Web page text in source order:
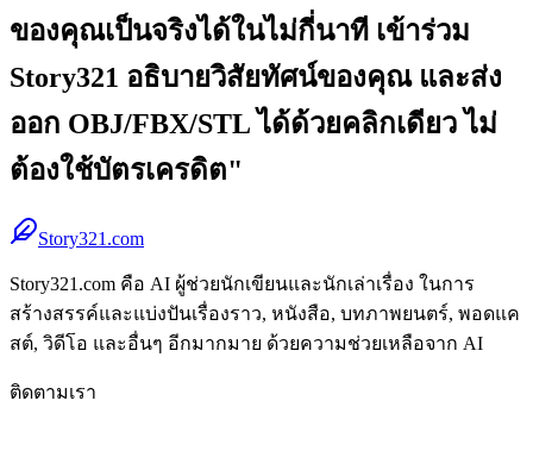
ของคุณเป็นจริงได้ในไม่กี่นาที เข้าร่วม
Story321 อธิบายวิสัยทัศน์ของคุณ และส่ง
ออก OBJ/FBX/STL ได้ด้วยคลิกเดียว ไม่
ต้องใช้บัตรเครดิต"
Story321.com
Story321.com คือ AI ผู้ช่วยนักเขียนและนักเล่าเรื่อง ในการ
สร้างสรรค์และแบ่งปันเรื่องราว, หนังสือ, บทภาพยนตร์, พอดแค
สต์, วิดีโอ และอื่นๆ อีกมากมาย ด้วยความช่วยเหลือจาก AI
ติดตามเรา